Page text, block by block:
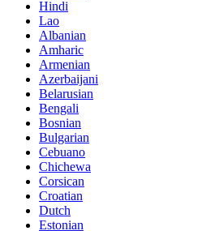
Hindi
Lao
Albanian
Amharic
Armenian
Azerbaijani
Belarusian
Bengali
Bosnian
Bulgarian
Cebuano
Chichewa
Corsican
Croatian
Dutch
Estonian